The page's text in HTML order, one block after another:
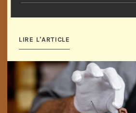
comme projet pilote. Au fil du
LIRE L'ARTICLE